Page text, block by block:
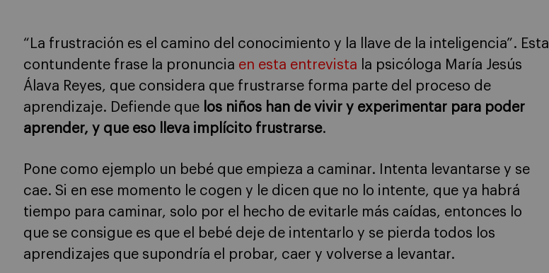
“La frustración es el camino del conocimiento y la llave de la inteligencia”. Esta
contundente frase la pronuncia en esta entrevista la psicóloga María Jesús
Álava Reyes, que considera que frustrarse forma parte del proceso de
aprendizaje. Defiende que los niños han de vivir y experimentar para poder
aprender, y que eso lleva implícito frustrarse.
Pone como ejemplo un bebé que empieza a caminar. Intenta levantarse y se
cae. Si en ese momento le cogen y le dicen que no lo intente, que ya habrá
tiempo para caminar, solo por el hecho de evitarle más caídas, entonces lo
que se consigue es que el bebé deje de intentarlo y se pierda todos los
aprendizajes que supondría el probar, caer y volverse a levantar.